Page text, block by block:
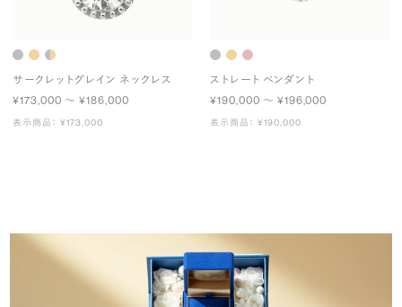
サークレットグレイン ネックレス
¥173,000 〜 ¥186,000
表示商品： ¥173,000
ストレート ペンダント
¥190,000 〜 ¥196,000
表示商品： ¥190,000